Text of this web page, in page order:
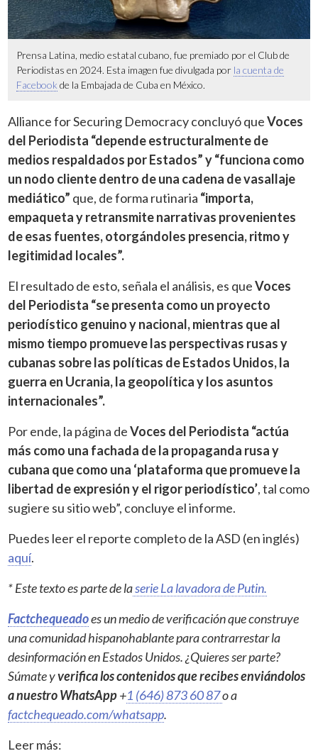
Prensa Latina, medio estatal cubano, fue premiado por el Club de
Periodistas en 2024. Esta imagen fue divulgada por la cuenta de
Facebook de la Embajada de Cuba en México.
Alliance for Securing Democracy concluyó queVoces
del Periodista “depende estructuralmente de
medios respaldados por Estados” y “funciona como
un nodo cliente dentro de una cadena de vasallaje
mediático” que, de forma rutinaria “importa,
empaqueta y retransmite narrativas provenientes
de esas fuentes, otorgándoles presencia, ritmo y
legitimidad locales”.
El resultado de esto, señala el análisis, es queVoces
del Periodista “se presenta como un proyecto
periodístico genuino y nacional, mientras que al
mismo tiempo promueve las perspectivas rusas y
cubanas sobre las políticas de Estados Unidos, la
guerra en Ucrania, la geopolítica y los asuntos
internacionales”.
Por ende, la página deVoces del Periodista “actúa
más como una fachada de la propaganda rusa y
cubana que como una ‘plataforma que promueve la
libertad de expresión y el rigor periodístico’, tal como
sugiere su sitio web”, concluye el informe.
Puedes leer el reporte completo de la ASD (en inglés)
aquí.
* Este texto es parte de laserie La lavadora de Putin.
Factchequeadoes un medio de verificación que construye
una comunidad hispanohablante para contrarrestar la
desinformación en Estados Unidos. ¿Quieres ser parte?
Súmate yverifica los contenidos que recibes enviándolos
a nuestro WhatsApp+1 (646) 873 60 87o a
factchequeado.com/whatsapp.
Leer más: